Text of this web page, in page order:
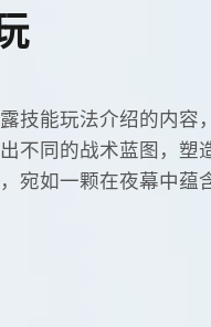
技能玩法介绍的内容
不同的战术蓝图，塑
宛如一颗在夜幕中蕴